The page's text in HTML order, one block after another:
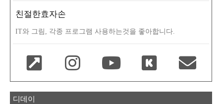
친절한효자손
IT와 그림, 각종 프로그램 사용하는것을 좋아합니다.
디데이